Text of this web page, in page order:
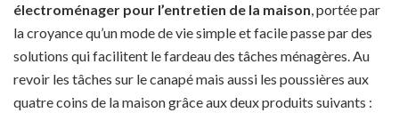
électroménager pour l’entretien de la maison, portée par
la croyance qu’un mode de vie simple et facile passe par des
solutions qui facilitent le fardeau des tâches ménagères. Au
revoir les tâches sur le canapé mais aussi les poussières aux
quatre coins de la maison grâce aux deux produits suivants :